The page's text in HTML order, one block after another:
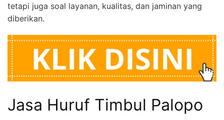
tetapi juga soal layanan, kualitas, dan jaminan yang
diberikan.
Jasa Huruf Timbul Palopo